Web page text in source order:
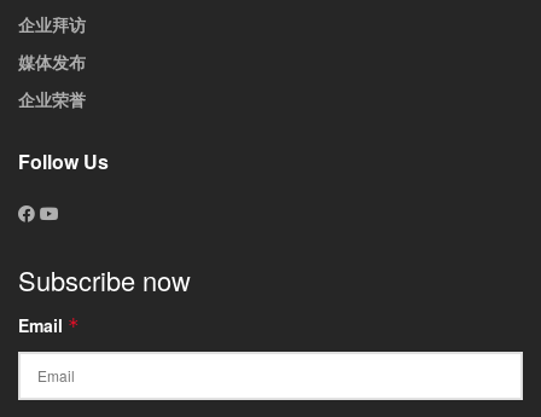
企业拜访
媒体发布
企业荣誉
Follow Us
Subscribe now
Email *